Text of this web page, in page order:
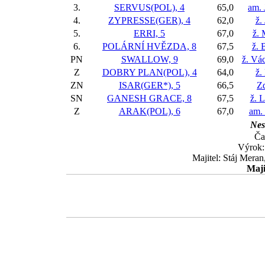
3.
SERVUS(POL), 4 65,0
am.
4.
ZYPRESSE(GER), 4 62,0
ž.
5.
ERRI, 5 67,0
ž.
6.
POLÁRNÍ HVĚZDA, 8 67,5
ž.
PN
SWALLOW, 9 69,0
ž.
Z
DOBRY PLAN(POL), 4 64,0
ž.
ZN
ISAR(GER*), 5 66,5
SN
GANESH GRACE, 8 67,5
ž.
Z
ARAK(POL), 6 67,0
Výrok:
Majitel: Stáj